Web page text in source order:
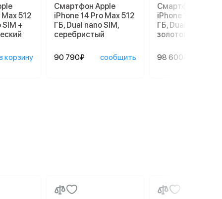
512
SIM +
корзину
Смартфон Apple
iPhone 14 Pro Max 512
ГБ, Dual nano SIM,
серебристый
90 790₽ сообщить
Смартфон Apple
iPhone 14 Pro
ГБ, Dual nano SIM,
золотой
98 600₽